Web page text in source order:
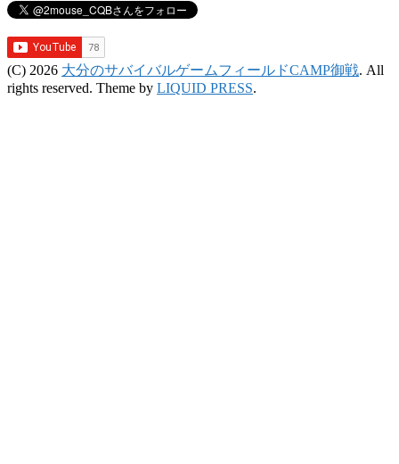
(C) 2026 大分のサバイバルゲームフィールドCAMP御戦. All
rights reserved. Theme by LIQUID PRESS.